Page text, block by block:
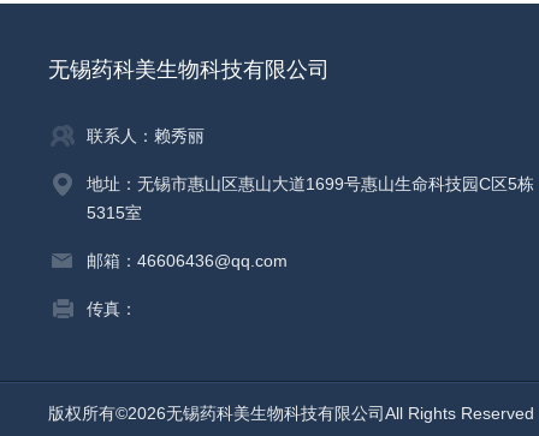
无锡药科美生物科技有限公司
联系人：赖秀丽
地址：无锡市惠山区惠山大道1699号惠山生命科技园C区5栋
5315室
邮箱：46606436@qq.com
传真：
版权所有©2026无锡药科美生物科技有限公司All Rights